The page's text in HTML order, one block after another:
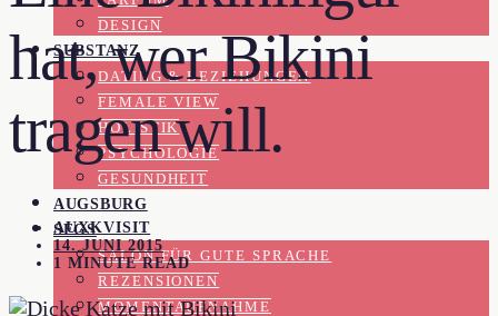
DESIGN
SUBSTANZ
DATING & BEZIEHUNGEN
FEMALE VIEW
HOLISTIK
PSYCHOLOGIE
GESUNDHEIT
AUGSBURG
SFGS
SALON FÜR GUTE SPRACHE
REZENSIONEN
MOMENTAUFNAHME
hat, wer Bikini
tragen will.
AUXKVISIT
14. JUNI 2015
1 MINUTE READ